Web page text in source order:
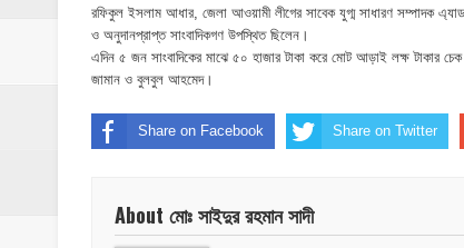
আমরা সবই করতে চাই, তবে আমাদের হাত-
ইসলামপুরে কাঁসা শিল্প উন্নয়ন কমিটি
ইসলামপুরে তৃতীয় লিঙ্গ জনগোষ্ঠীর
রফিকুল ইসলাম আধার, জেলা আওয়ামী লীগের সাবেক যুগ্ম সাধারণ সম্পাদক
ও অনুদানপ্রাপ্ত সাংবাদিকগণ উপস্থিত ছিলেন।
এদিন ৫ জন সাংবাদিকের মাঝে ৫০ হাজার টাকা করে মোট আড়াই লক্ষ টাকার
জামান ও বুলবুল আহমেদ।
Share on Facebook Share on Twitter
About মোঃ সাইদুর রহমান সাদী